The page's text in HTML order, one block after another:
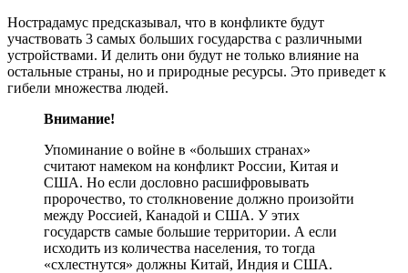
Нострадамус предсказывал, что в конфликте будут
участвовать 3 самых больших государства с различными
устройствами. И делить они будут не только влияние на
остальные страны, но и природные ресурсы. Это приведет к
гибели множества людей.
Внимание!
Упоминание о войне в «больших странах»
считают намеком на конфликт России, Китая и
США. Но если дословно расшифровывать
пророчество, то столкновение должно произойти
между Россией, Канадой и США. У этих
государств самые большие территории. А если
исходить из количества населения, то тогда
«схлестнутся» должны Китай, Индия и США.